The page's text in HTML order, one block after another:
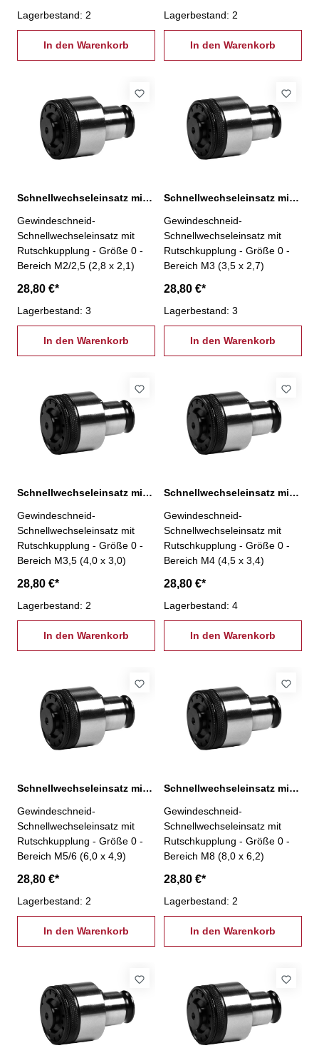
Lagerbestand: 2
In den Warenkorb
Lagerbestand: 2
In den Warenkorb
Schnellwechseleinsatz mit Rutschkupplung, 0-M2/2,5
Gewindeschneid-
Schnellwechseleinsatz mit
Rutschkupplung - Größe 0 -
Bereich M2/2,5 (2,8 x 2,1)
28,80 €*
Lagerbestand: 3
In den Warenkorb
Schnellwechseleinsatz mit Rutschkupplung, 0-M3
Gewindeschneid-
Schnellwechseleinsatz mit
Rutschkupplung - Größe 0 -
Bereich M3 (3,5 x 2,7)
28,80 €*
Lagerbestand: 3
In den Warenkorb
Schnellwechseleinsatz mit Rutschkupplung, 0-M3,5
Gewindeschneid-
Schnellwechseleinsatz mit
Rutschkupplung - Größe 0 -
Bereich M3,5 (4,0 x 3,0)
28,80 €*
Lagerbestand: 2
In den Warenkorb
Schnellwechseleinsatz mit Rutschkupplung, 0-M4
Gewindeschneid-
Schnellwechseleinsatz mit
Rutschkupplung - Größe 0 -
Bereich M4 (4,5 x 3,4)
28,80 €*
Lagerbestand: 4
In den Warenkorb
Schnellwechseleinsatz mit Rutschkupplung, 0-M5/6
Gewindeschneid-
Schnellwechseleinsatz mit
Rutschkupplung - Größe 0 -
Bereich M5/6 (6,0 x 4,9)
28,80 €*
Lagerbestand: 2
In den Warenkorb
Schnellwechseleinsatz mit Rutschkupplung, 0-M8
Gewindeschneid-
Schnellwechseleinsatz mit
Rutschkupplung - Größe 0 -
Bereich M8 (8,0 x 6,2)
28,80 €*
Lagerbestand: 2
In den Warenkorb